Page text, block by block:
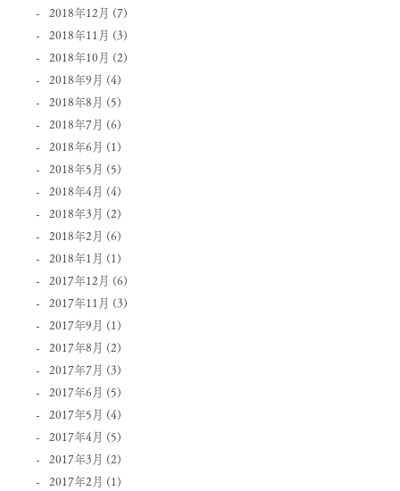
2018年12月 (7)
2018年11月 (3)
2018年10月 (2)
2018年9月 (4)
2018年8月 (5)
2018年7月 (6)
2018年6月 (1)
2018年5月 (5)
2018年4月 (4)
2018年3月 (2)
2018年2月 (6)
2018年1月 (1)
2017年12月 (6)
2017年11月 (3)
2017年9月 (1)
2017年8月 (2)
2017年7月 (3)
2017年6月 (5)
2017年5月 (4)
2017年4月 (5)
2017年3月 (2)
2017年2月 (1)